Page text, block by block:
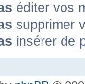
éditer vos
supprimer
insérer de